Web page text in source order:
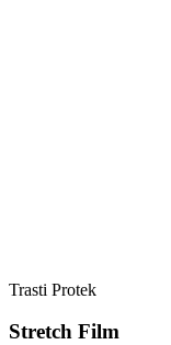
Trasti Protek
Stretch Film